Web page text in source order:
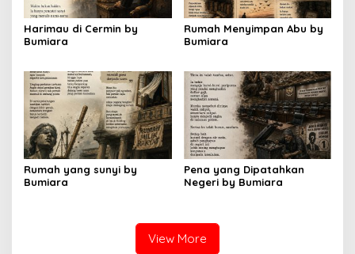
Harimau di Cermin by
Bumiara
Rumah Menyimpan Abu by
Bumiara
Rumah yang sunyi by
Bumiara
Pena yang Dipatahkan
Negeri by Bumiara
View More